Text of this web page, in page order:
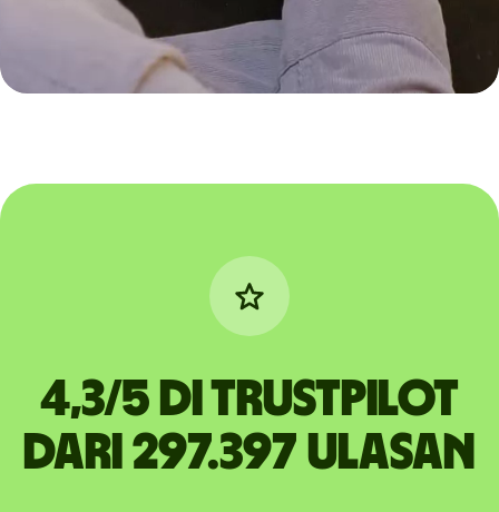
4,3/5 di Trustpilot
dari 297.397 ulasan